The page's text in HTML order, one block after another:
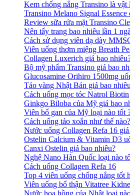
Kem chống nắng Transino là vật
Transino Melano Signal Essence
Review sữa rửa mặt Transino
Nên tẩy trang bao nhiêu lần 1
Cách sử dụng viên dạ dày
Viên uống thơm miệng Breath
Collagen Luxerich giá bao
Bộ mỹ phẩm Transino giá bao
Glucosamine Orihiro 1500mg
Tảo vàng Nhật Bản giá bao
Cách uống mọc tóc Natrol Biotin
Ginkgo Biloba của Mỹ giá bao
Viên bổ gan của Mỹ loại nào tốt
Cách uống tảo xoắn như thế nào?
Nước uống Collagen Refa 16
Ostelin Calcium & Vitamin D3
Canxi Ostelin giá bao nhiêu?
Nghệ Nano Hàn Quốc loại nào
Cách uống Collagen Refa 16
Top 4 viên uống chống nắng tốt
Viên uống bổ thận Vitatree